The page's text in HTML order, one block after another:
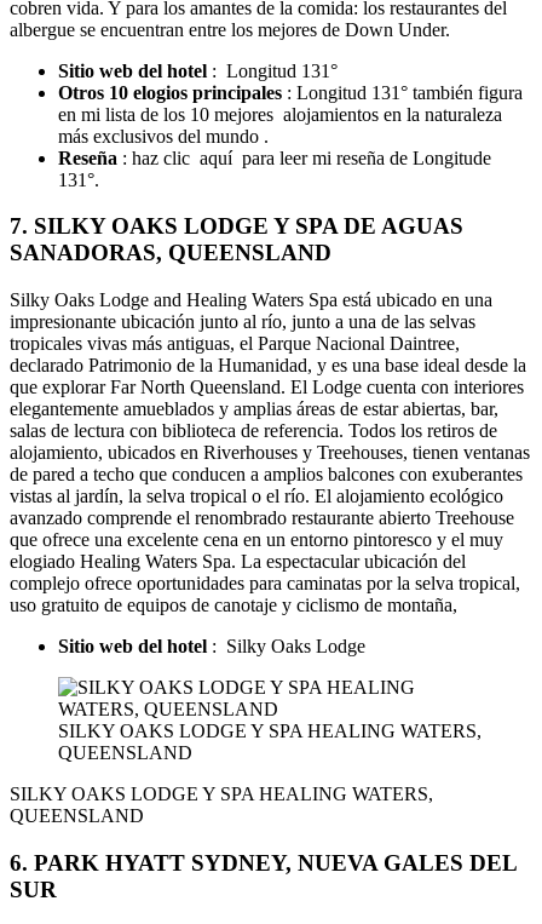
cobren vida. Y para los amantes de la comida: los restaurantes del
albergue se encuentran entre los mejores de Down Under.
Sitio web del hotel : Longitud 131°
Otros 10 elogios principales : Longitud 131° también figura
en mi lista de los 10 mejores alojamientos en la naturaleza
más exclusivos del mundo .
Reseña : haz clic aquí para leer mi reseña de Longitude
131°.
7. SILKY OAKS LODGE Y SPA DE AGUAS
SANADORAS, QUEENSLAND
Silky Oaks Lodge and Healing Waters Spa está ubicado en una
impresionante ubicación junto al río, junto a una de las selvas
tropicales vivas más antiguas, el Parque Nacional Daintree,
declarado Patrimonio de la Humanidad, y es una base ideal desde la
que explorar Far North Queensland. El Lodge cuenta con interiores
elegantemente amueblados y amplias áreas de estar abiertas, bar,
salas de lectura con biblioteca de referencia. Todos los retiros de
alojamiento, ubicados en Riverhouses y Treehouses, tienen ventanas
de pared a techo que conducen a amplios balcones con exuberantes
vistas al jardín, la selva tropical o el río. El alojamiento ecológico
avanzado comprende el renombrado restaurante abierto Treehouse
que ofrece una excelente cena en un entorno pintoresco y el muy
elogiado Healing Waters Spa. La espectacular ubicación del
complejo ofrece oportunidades para caminatas por la selva tropical,
uso gratuito de equipos de canotaje y ciclismo de montaña,
Sitio web del hotel : Silky Oaks Lodge
SILKY OAKS LODGE Y SPA HEALING WATERS,
QUEENSLAND
SILKY OAKS LODGE Y SPA HEALING WATERS,
QUEENSLAND
6. PARK HYATT SYDNEY, NUEVA GALES DEL
SUR